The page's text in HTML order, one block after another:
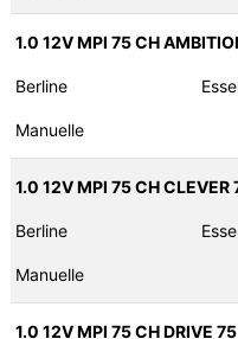
1.0 12V MPI 75 CH
Berline
Manuelle
1.0 12V MPI 75 CH
Berline
Manuelle
1.0 12V MPI 75 CH DRIVE